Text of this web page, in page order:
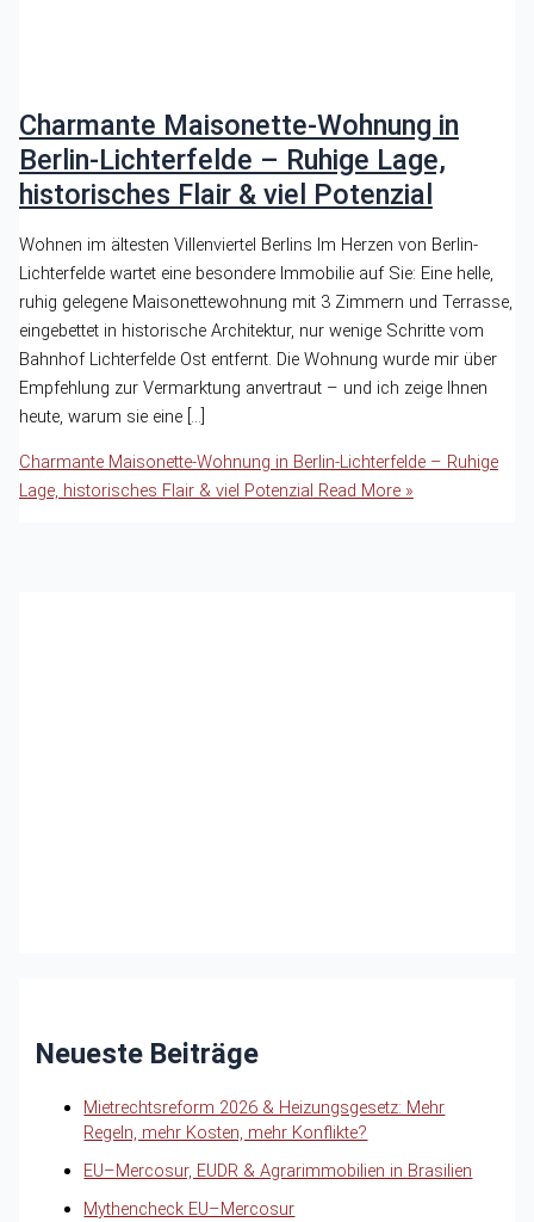
Charmante Maisonette-Wohnung in
Berlin-Lichterfelde – Ruhige Lage,
historisches Flair & viel Potenzial
Wohnen im ältesten Villenviertel Berlins Im Herzen von Berlin-
Lichterfelde wartet eine besondere Immobilie auf Sie: Eine helle,
ruhig gelegene Maisonettewohnung mit 3 Zimmern und Terrasse,
eingebettet in historische Architektur, nur wenige Schritte vom
Bahnhof Lichterfelde Ost entfernt. Die Wohnung wurde mir über
Empfehlung zur Vermarktung anvertraut – und ich zeige Ihnen
heute, warum sie eine […]
Charmante Maisonette-Wohnung in Berlin-Lichterfelde – Ruhige
Lage, historisches Flair & viel Potenzial Read More »
Neueste Beiträge
Mietrechtsreform 2026 & Heizungsgesetz: Mehr
Regeln, mehr Kosten, mehr Konflikte?
EU–Mercosur, EUDR & Agrarimmobilien in Brasilien
Mythencheck EU–Mercosur